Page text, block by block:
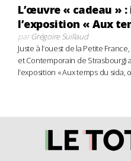
L’œuvre « cadeau »
l’exposition « Aux
parGrégoire Suillaud
Juste à l’ouest de la Petite
et Contemporain de Strasbourg)
l’exposition « Aux temps du sida,